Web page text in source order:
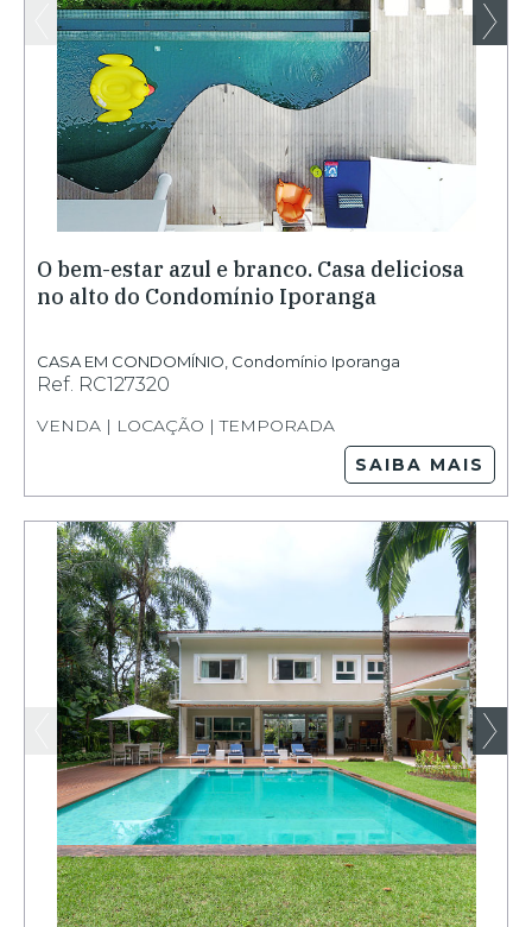
O bem-estar azul e branco. Casa deliciosa
no alto do Condomínio Iporanga
CASA EM CONDOMÍNIO Condomínio Iporanga
Ref. RC127320
VENDA | LOCAÇÃO | TEMPORADA
SAIBA MAIS